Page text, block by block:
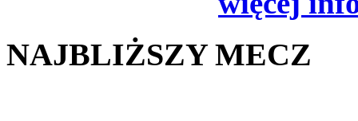
NAJBLIŻSZY MECZ